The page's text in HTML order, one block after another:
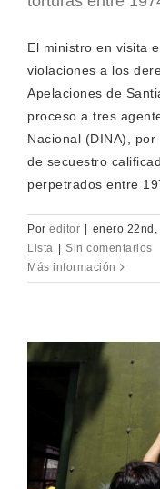
El ministro en visita
violaciones a los
Apelaciones de
proceso a tres
Nacional (DINA),
de secuestro
perpetrados entre
Por editor | enero 22nd,
Lista | Sin comentarios
Más información